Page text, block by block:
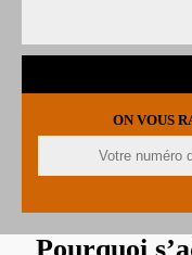
ON VOUS